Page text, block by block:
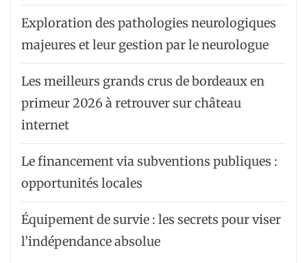
Exploration des pathologies neurologiques
majeures et leur gestion par le neurologue
Les meilleurs grands crus de bordeaux en
primeur 2026 à retrouver sur château
internet
Le financement via subventions publiques :
opportunités locales
Équipement de survie : les secrets pour viser
l’indépendance absolue